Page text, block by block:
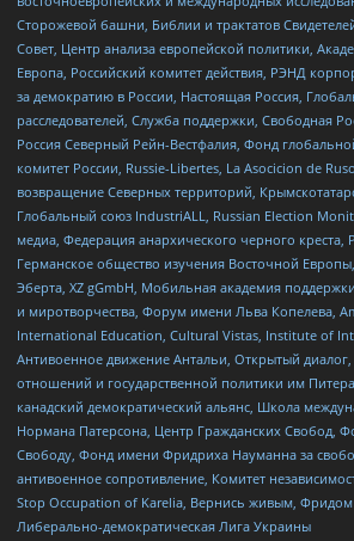
Сторожевой башни, Библии и трактатов
Совет, Центр анализа европейской политики,
Европа, Российский комитет действия, РЭНД
за демократию в России, Настоящая Россия,
расследователей, Служба поддержки, Свободная
Россия Северный Рейн-Вестфалия, Фонд
комитет России, Russie-Libertes, La Asocicion de
возвращение Северных территорий,
Глобальный союз IndustriALL, Russian Election
медиа, Федерация анархического черного креста,
Германское общество изучения Восточной
Эберта, XZ gGmbH, Мобильная академия
и миротворчества, Форум имени Льва Копелева,
International Education, Cultural Vistas, Institute of
Антивоенное движение Антальи, Открытый
отношений и государственной политики им
канадский демократический альянс, Школа
Нормана Патерсона, Центр Гражданских Свобод,
Свободу, Фонд имени Фридриха Науманна за
антивоенное сопротивление, Комитет
Stop Occupation of Karelia, Вернись живым, Фридом
Либерально-демократическая Лига Украины